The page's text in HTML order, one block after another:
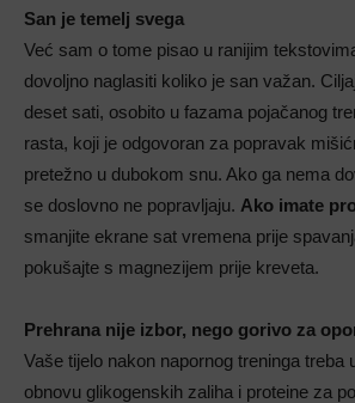
San je temelj svega
Već sam o tome pisao u ranijim
dovoljno naglasiti koliko je san važan.
deset sati, osobito u fazama pojačanog
rasta, koji je odgovoran za popravak
pretežno u dubokom snu. Ako ga nema
se doslovno ne popravljaju. Ako imate
smanjite ekrane sat vremena prije
pokušajte s magnezijem prije kreveta.
Prehrana nije izbor, nego gorivo za
Vaše tijelo nakon napornog treninga treba
obnovu glikogenskih zaliha i proteine za